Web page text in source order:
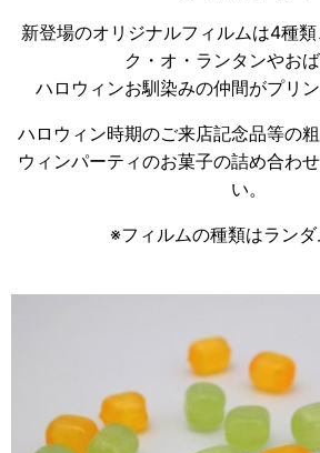
新登場のオリジナルフィルムは4種
ク・オ・ランタンやお
ハロウィンお馴染みの仲間がプリン
ハロウィン時期のご来店記念品等の
ウィンパーティのお菓子の詰め合わ
い。
※フィルムの種類はランダ